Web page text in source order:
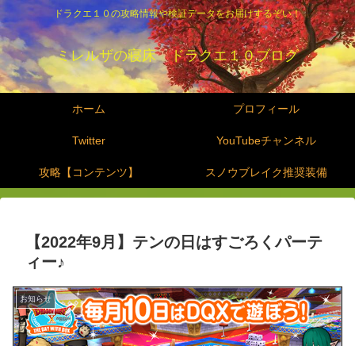
ドラクエ１０の攻略情報や検証データをお届けするぞい！
ミレルザの寝床 ドラクエ１０ブログ
ホーム プロフィール
Twitter YouTubeチャンネル
攻略【コンテンツ】 スノウブレイク推奨装備
【2022年9月】テンの日はすごろくパーテ
ィー♪
お知らせ